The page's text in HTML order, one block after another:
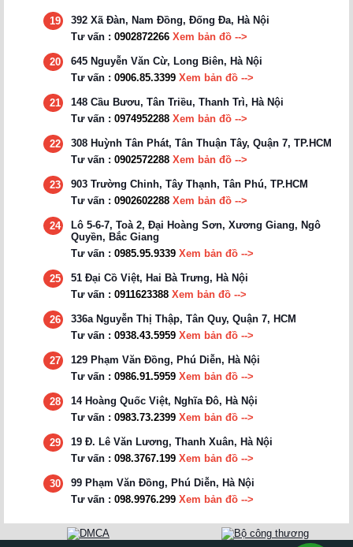
19
392 Xã Đàn, Nam Đồng, Đống Đa, Hà Nội
Tư vấn : 0902872266 Xem bản đồ -->
20
645 Nguyễn Văn Cừ, Long Biên, Hà Nội
Tư vấn : 0906.85.3399 Xem bản đồ -->
21
148 Cầu Bươu, Tân Triều, Thanh Trì, Hà Nội
Tư vấn : 0974952288 Xem bản đồ -->
22
308 Huỳnh Tân Phát, Tân Thuận Tây, Quận 7, TP.HCM
Tư vấn : 0902572288 Xem bản đồ -->
23
903 Trường Chinh, Tây Thạnh, Tân Phú, TP.HCM
Tư vấn : 0902602288 Xem bản đồ -->
24
Lô 5-6-7, Toà 2, Đại Hoàng Sơn, Xương Giang, Ngô
Quyền, Bắc Giang
Tư vấn : 0985.95.9339 Xem bản đồ -->
25
51 Đại Cồ Việt, Hai Bà Trưng, Hà Nội
Tư vấn : 0911623388 Xem bản đồ -->
26
336a Nguyễn Thị Thập, Tân Quy, Quận 7, HCM
Tư vấn : 0938.43.5959 Xem bản đồ -->
27
129 Phạm Văn Đồng, Phú Diễn, Hà Nội
Tư vấn : 0986.91.5959 Xem bản đồ -->
28
14 Hoàng Quốc Việt, Nghĩa Đô, Hà Nội
Tư vấn : 0983.73.2399 Xem bản đồ -->
29
19 Đ. Lê Văn Lương, Thanh Xuân, Hà Nội
Tư vấn : 098.3767.199 Xem bản đồ -->
30
99 Phạm Văn Đồng, Phú Diễn, Hà Nội
Tư vấn : 098.9976.299 Xem bản đồ -->